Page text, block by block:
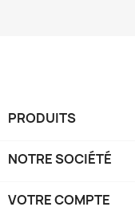
PRODUITS
NOTRE SOCIÉTÉ
VOTRE COMPTE